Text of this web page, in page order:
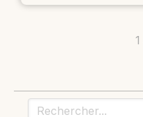
Rechercher